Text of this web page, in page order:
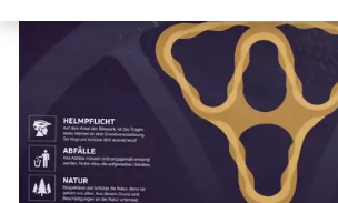
Veranstaltungen